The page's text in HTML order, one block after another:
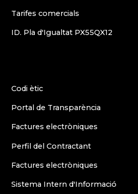
Tarifes comercials
ID. Pla d'Igualtat PX55QX12
Codi ètic
Portal de Transparència
Factures electròniques
Perfil del Contractant
Factures electròniques
Sistema Intern d'Informació